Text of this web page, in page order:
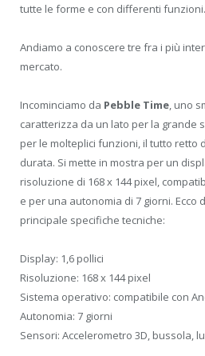
tutte le forme e con differenti funzioni.
Andiamo a conoscere tre fra i più
mercato.
Incominciamo da Pebble Time, uno
caratterizza da un lato per la grande
per le molteplici funzioni, il tutto retto
durata. Si mette in mostra per un
risoluzione di 168 x 144 pixel,
e per una autonomia di 7 giorni. Ecco
principale specifiche tecniche:
Display: 1,6 pollici
Risoluzione: 168 x 144 pixel
Sistema operativo: compatibile con
Autonomia: 7 giorni
Sensori: Accelerometro 3D, bussola,